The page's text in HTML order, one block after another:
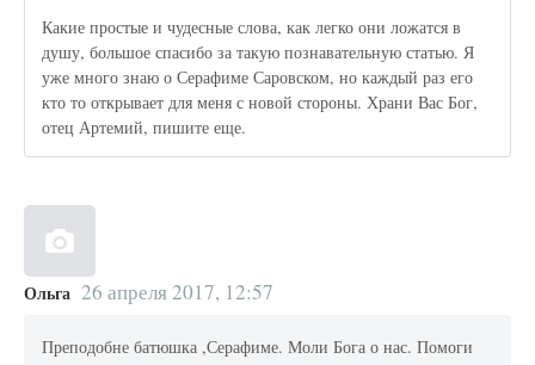
Какие простые и чудесные слова, как легко они ложатся в
душу, большое спасибо за такую познавательную статью. Я
уже много знаю о Серафиме Саровском, но каждый раз его
кто то открывает для меня с новой стороны. Храни Вас Бог,
отец Артемий, пишите еще.
Ольга 26 апреля 2017, 12:57
Преподобне батюшка ,Серафиме. Моли Бога о нас. Помоги